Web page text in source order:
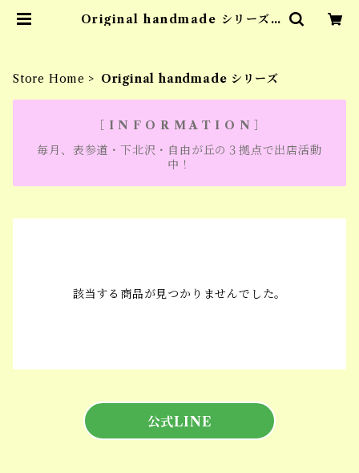
Original handmade シリーズ |
Store Home Original handmade シリーズ
［ I N F O R M A T I O N ］
毎月、表参道・下北沢・自由が丘の３拠点で出店活動
中！
該当する商品が見つかりませんでした。
公式LINE